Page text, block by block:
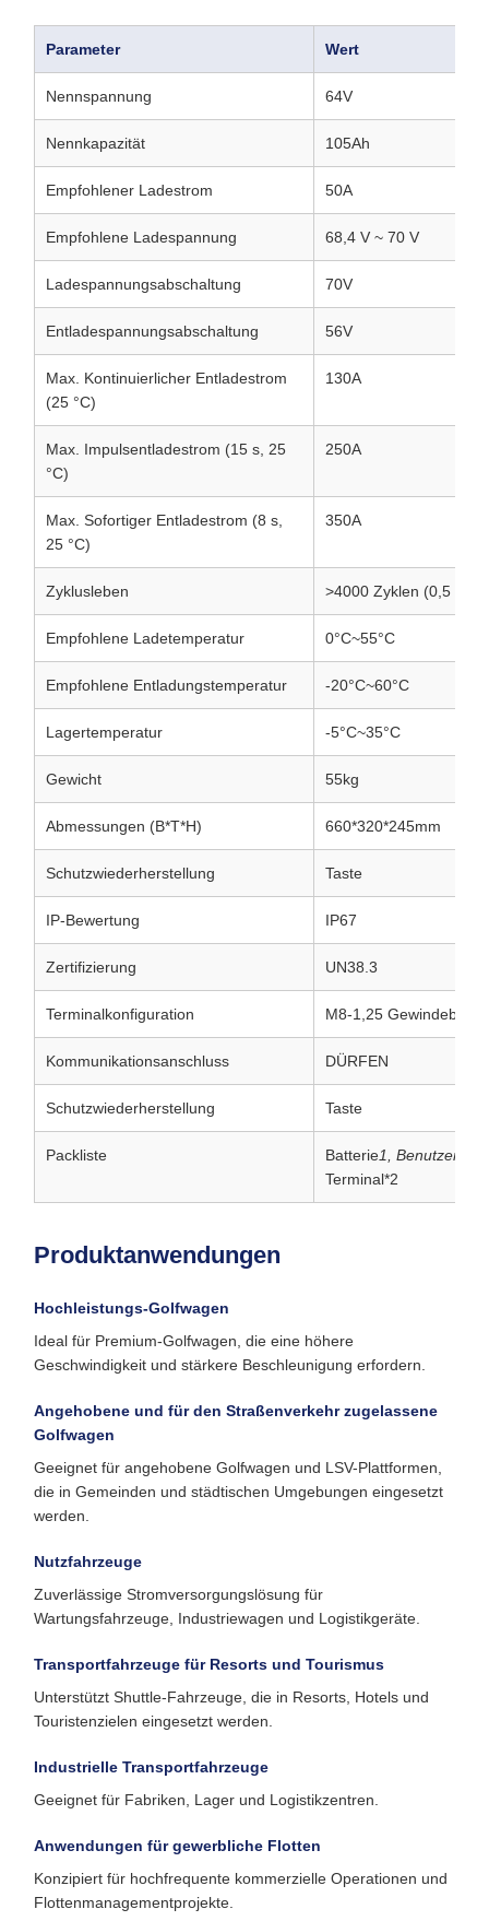
Parameter Wert
Nennspannung 64V
Nennkapazität 105Ah
Empfohlener Ladestrom 50A
Empfohlene Ladespannung 68,4 V ~ 70 V
Ladespannungsabschaltung 70V
Entladespannungsabschaltung 56V
Max. Kontinuierlicher Entladestrom
(25 °C)
130A
Max. Impulsentladestrom (15 s, 25
°C)
250A
Max. Sofortiger Entladestrom (8 s,
25 °C)
350A
Zyklusleben >4000 Zyklen (0,5 °C,
Empfohlene Ladetemperatur 0°C~55°C
Empfohlene Entladungstemperatur -20°C~60°C
Lagertemperatur -5°C~35°C
Gewicht 55kg
Abmessungen (B*T*H) 660*320*245mm
Schutzwiederherstellung Taste
IP-Bewertung IP67
Zertifizierung UN38.3
Terminalkonfiguration M8-1,25
Kommunikationsanschluss DÜRFEN
Schutzwiederherstellung Taste
Packliste Batterie1,
Terminal*2
Produktanwendungen
Hochleistungs-Golfwagen
Ideal für Premium-Golfwagen, die eine höhere
Geschwindigkeit und stärkere Beschleunigung erfordern.
Angehobene und für den Straßenverkehr zugelassene
Golfwagen
Geeignet für angehobene Golfwagen und LSV-Plattformen,
die in Gemeinden und städtischen Umgebungen eingesetzt
werden.
Nutzfahrzeuge
Zuverlässige Stromversorgungslösung für
Wartungsfahrzeuge, Industriewagen und Logistikgeräte.
Transportfahrzeuge für Resorts und Tourismus
Unterstützt Shuttle-Fahrzeuge, die in Resorts, Hotels und
Touristenzielen eingesetzt werden.
Industrielle Transportfahrzeuge
Geeignet für Fabriken, Lager und Logistikzentren.
Anwendungen für gewerbliche Flotten
Konzipiert für hochfrequente kommerzielle Operationen und
Flottenmanagementprojekte.